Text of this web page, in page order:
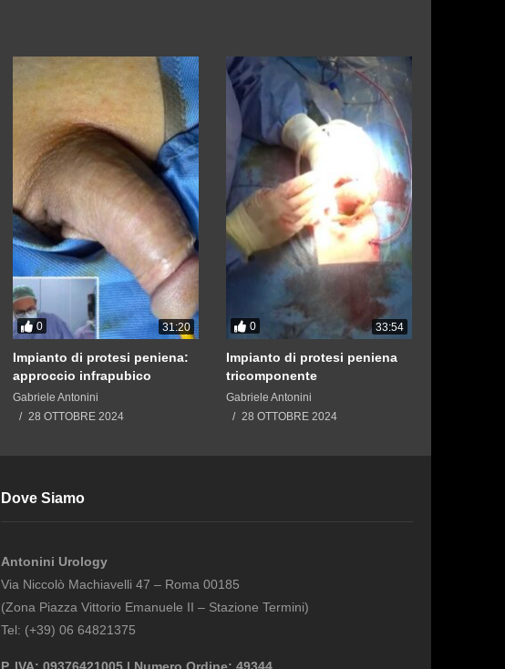
0 31:20
Impianto di protesi peniena:
approccio infrapubico
Gabriele Antonini
28 OTTOBRE 2024
0 33:54
Impianto di protesi peniena
tricomponente
Gabriele Antonini
28 OTTOBRE 2024
Dove Siamo
Antonini Urology
Via Niccolò Machiavelli 47 – Roma 00185
(Zona Piazza Vittorio Emanuele II – Stazione Termini)
Tel: (+39) 06 64821375